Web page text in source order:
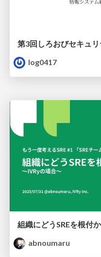
第3回しろおびセキュ
log0417
組織にどうSREを根付
abnoumaru